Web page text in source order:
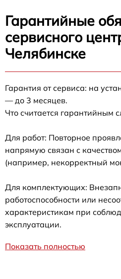
Гарантийные
сервисного
Челябинске
Гарантия от сервиса: на
— до 3 месяцев.
Что считается гарантийным
Для работ: Повторное
напрямую связан с
(например, некорректный
Для комплектующих:
работоспособности или
характеристикам при
эксплуатации.
Показать полностью